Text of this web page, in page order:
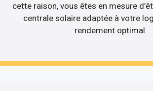
cette raison, vous êtes en mesure
centrale solaire adaptée à votre
rendement optimal.